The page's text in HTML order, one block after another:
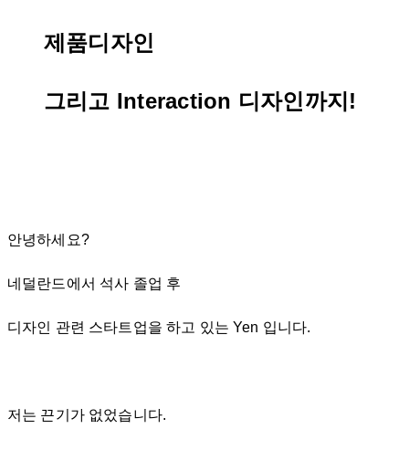
제품디자인
그리고 Interaction 디자인까지!
안녕하세요?
네덜란드에서 석사 졸업 후
디자인 관련 스타트업을 하고 있는 Yen 입니다.
저는 끈기가 없었습니다.